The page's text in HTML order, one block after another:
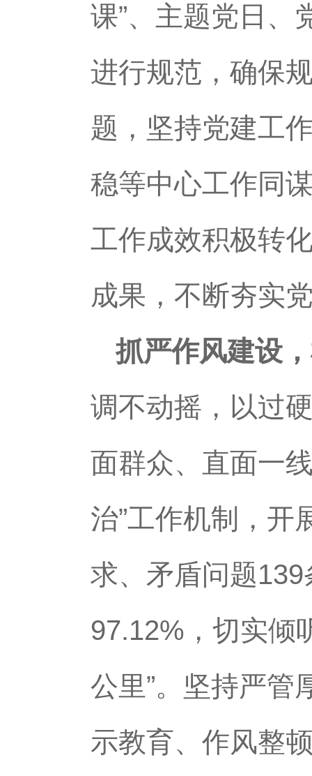
课”、主题党日、
进行规范，确保
题，坚持党建工
稳等中心工作同
工作成效积极转
成果，不断夯实
抓严作风建设
调不动摇，以过
面群众、直面一
治”工作机制，开
求、矛盾问题
97.12%，切实倾
公里”。坚持严管
示教育、作风整